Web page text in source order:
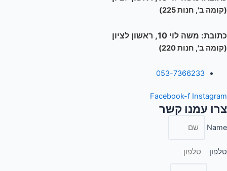
(קומה ב', חנות 225)
כתובת: משה לוי 10, ראשון לציון
(קומה ב', חנות 220)
053-7366233
Facebook-f Instagram
צרו עמנו קשר
Name
טלפון